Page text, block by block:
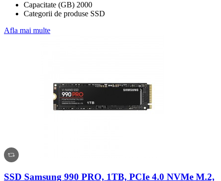
Capacitate (GB) 2000
Categorii de produse SSD
Afla mai multe
SSD Samsung 990 PRO, 1TB, PCIe 4.0 NVMe M.2,